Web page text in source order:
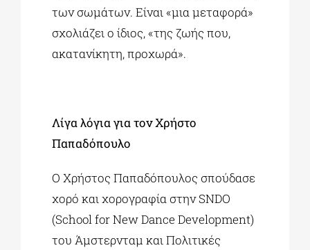
των σωμάτων. Είναι «μια μεταφορά»
σχολιάζει ο ίδιος, «της ζωής που,
ακατανίκητη, προχωρά».
Λίγα λόγια για τον Χρήστο
Παπαδόπουλο
Ο Χρήστος Παπαδόπουλος σπούδασε
χορό και χορογραφία στην SNDO
(School for New Dance Development)
του Άμστερνταμ και Πολιτικές